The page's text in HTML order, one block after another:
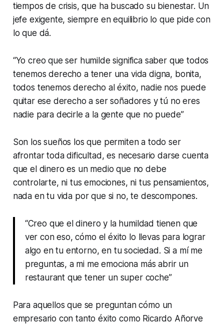
tiempos de crisis, que ha buscado su bienestar. Un
jefe exigente, siempre en equilibrio lo que pide con
lo que dá.
“Yo creo que ser humilde significa saber que todos
tenemos derecho a tener una vida digna, bonita,
todos tenemos derecho al éxito, nadie nos puede
quitar ese derecho a ser soñadores y tú no eres
nadie para decirle a la gente que no puede”
Son los sueños los que permiten a todo ser
afrontar toda dificultad, es necesario darse cuenta
que el dinero es un medio que no debe
controlarte, ni tus emociones, ni tus pensamientos,
nada en tu vida por que si no, te descompones.
“Creo que el dinero y la humildad tienen que
ver con eso, cómo el éxito lo llevas para lograr
algo en tu entorno, en tu sociedad. Si a mí me
preguntas, a mi me emociona más abrir un
restaurant que tener un super coche”
Para aquellos que se preguntan cómo un
empresario con tanto éxito como Ricardo Añorve